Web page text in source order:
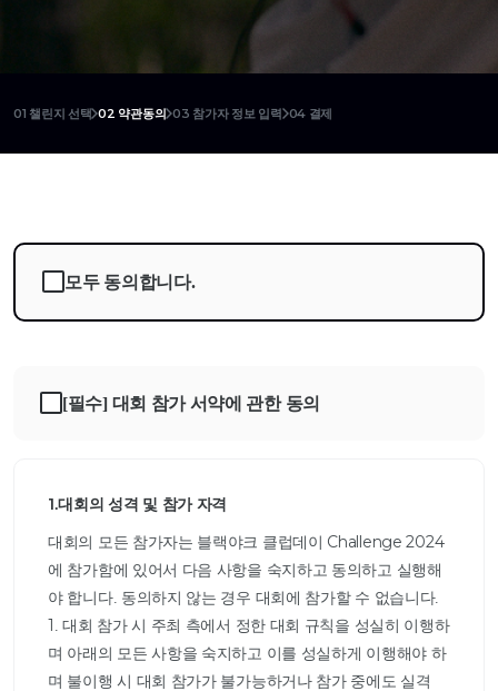
01 챌린지 선택 02 약관동의 03 참가자 정보 입력 04 결제
모두 동의합니다.
[필수] 대회 참가 서약에 관한 동의
1.대회의 성격 및 참가 자격
대회의 모든 참가자는 블랙야크 클럽데이 Challenge 2024
에 참가함에 있어서 다음 사항을 숙지하고 동의하고 실행해
야 합니다. 동의하지 않는 경우 대회에 참가할 수 없습니다.
1. 대회 참가 시 주최 측에서 정한 대회 규칙을 성실히 이행하
며 아래의 모든 사항을 숙지하고 이를 성실하게 이행해야 하
며 불이행 시 대회 참가가 불가능하거나 참가 중에도 실격